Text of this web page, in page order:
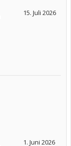
15. Juli 2026
1. Juni 2026